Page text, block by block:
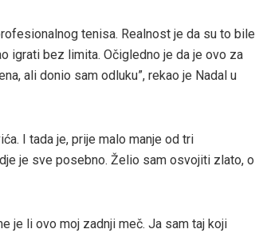
tenisa. Realnost je da su to bile
igrati bez limita. Očigledno je da je ovo za
ali donio sam odluku”, rekao je Nadal u
I tada je, prije malo manje od tri
je sve posebno. Želio sam osvojiti zlato, o
je li ovo moj zadnji meč. Ja sam taj koji